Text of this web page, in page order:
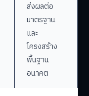
ส่งผลต่อ
มาตรฐาน
และ
โครงสร้าง
พื้นฐาน
อนาคต